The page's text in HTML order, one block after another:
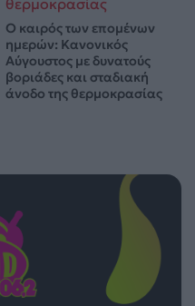
Ο καιρός των επομένων
ημερών: Κανονικός
Αύγουστος με δυνατούς
βοριάδες και σταδιακή
άνοδο της θερμοκρασίας